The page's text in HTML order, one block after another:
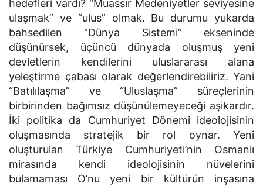
hedefleri vardı? “Muassır Medeniyetler seviyesine
ulaşmak” ve “ulus” olmak. Bu durumu yukarda
bahsedilen “Dünya Sistemi” ekseninde
düşünürsek, üçüncü dünyada oluşmuş yeni
devletlerin kendilerini uluslararası alana
yeleştirme çabası olarak değerlendirebiliriz. Yani
“Batılılaşma” ve “Uluslaşma” süreçlerinin
birbirinden bağımsız düşünülemeyeceği aşikardır.
İki politika da Cumhuriyet Dönemi ideolojisinin
oluşmasında stratejik bir rol oynar. Yeni
oluşturulan Türkiye Cumhuriyeti’nin Osmanlı
mirasında kendi ideolojisinin nüvelerini
bulamaması O’nu yeni bir kültürün inşasına